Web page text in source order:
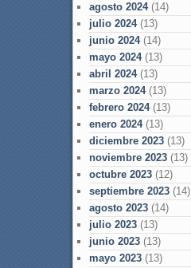
agosto 2024(14)
julio 2024(13)
junio 2024(14)
mayo 2024(13)
abril 2024(13)
marzo 2024(13)
febrero 2024(13)
enero 2024(13)
diciembre 2023(13)
noviembre 2023(13)
octubre 2023(12)
septiembre 2023(14)
agosto 2023(14)
julio 2023(13)
junio 2023(13)
mayo 2023(13)